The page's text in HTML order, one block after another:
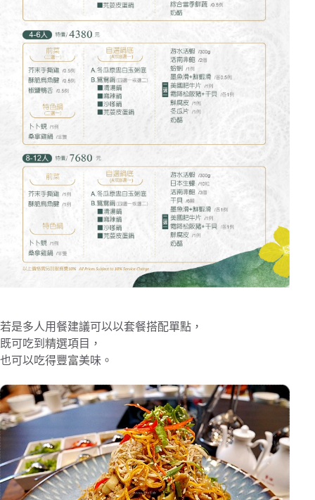
若是多人用餐建議可以以套餐搭配單點，
既可吃到精選項目，
也可以吃得豐富美味。